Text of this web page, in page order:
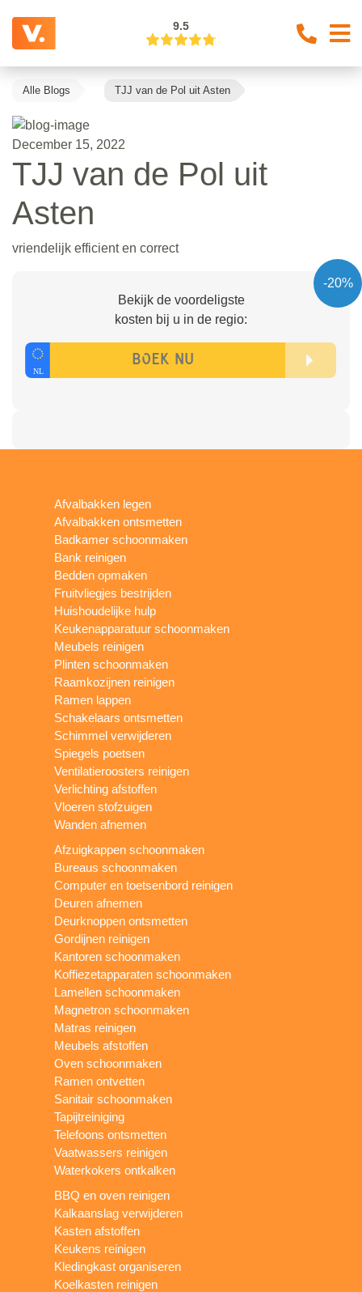
9.5
Alle Blogs TJJ van de Pol uit Asten
December 15, 2022
TJJ van de Pol uit
Asten
vriendelijk efficient en correct
-20%
Bekijk de voordeligste
kosten bij u in de regio:
Afvalbakken legen
Afvalbakken ontsmetten
Badkamer schoonmaken
Bank reinigen
Bedden opmaken
Fruitvliegjes bestrijden
Huishoudelijke hulp
Keukenapparatuur schoonmaken
Meubels reinigen
Plinten schoonmaken
Raamkozijnen reinigen
Ramen lappen
Schakelaars ontsmetten
Schimmel verwijderen
Spiegels poetsen
Ventilatieroosters reinigen
Verlichting afstoffen
Vloeren stofzuigen
Wanden afnemen
Afzuigkappen schoonmaken
Bureaus schoonmaken
Computer en toetsenbord reinigen
Deuren afnemen
Deurknoppen ontsmetten
Gordijnen reinigen
Kantoren schoonmaken
Koffiezetapparaten schoonmaken
Lamellen schoonmaken
Magnetron schoonmaken
Matras reinigen
Meubels afstoffen
Oven schoonmaken
Ramen ontvetten
Sanitair schoonmaken
Tapijtreiniging
Telefoons ontsmetten
Vaatwassers reinigen
Waterkokers ontkalken
BBQ en oven reinigen
Kalkaanslag verwijderen
Kasten afstoffen
Keukens reinigen
Kledingkast organiseren
Koelkasten reinigen